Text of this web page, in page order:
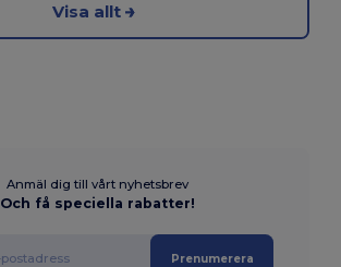
Visa allt
Anmäl dig till vårt nyhetsbrev
Och få speciella rabatter!
Prenumerera